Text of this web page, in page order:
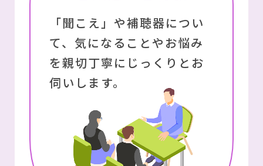
「聞こえ」や補聴器につい
て、 気になることやお悩み
を親切丁寧にじっくりとお
伺いします。